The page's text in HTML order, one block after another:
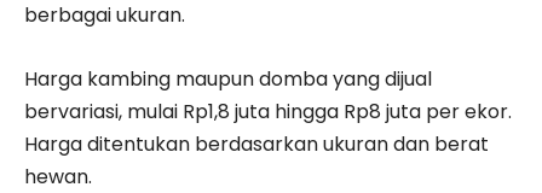
berbagai ukuran.
Harga kambing maupun domba yang dijual
bervariasi, mulai Rp1,8 juta hingga Rp8 juta per ekor.
Harga ditentukan berdasarkan ukuran dan berat
hewan.